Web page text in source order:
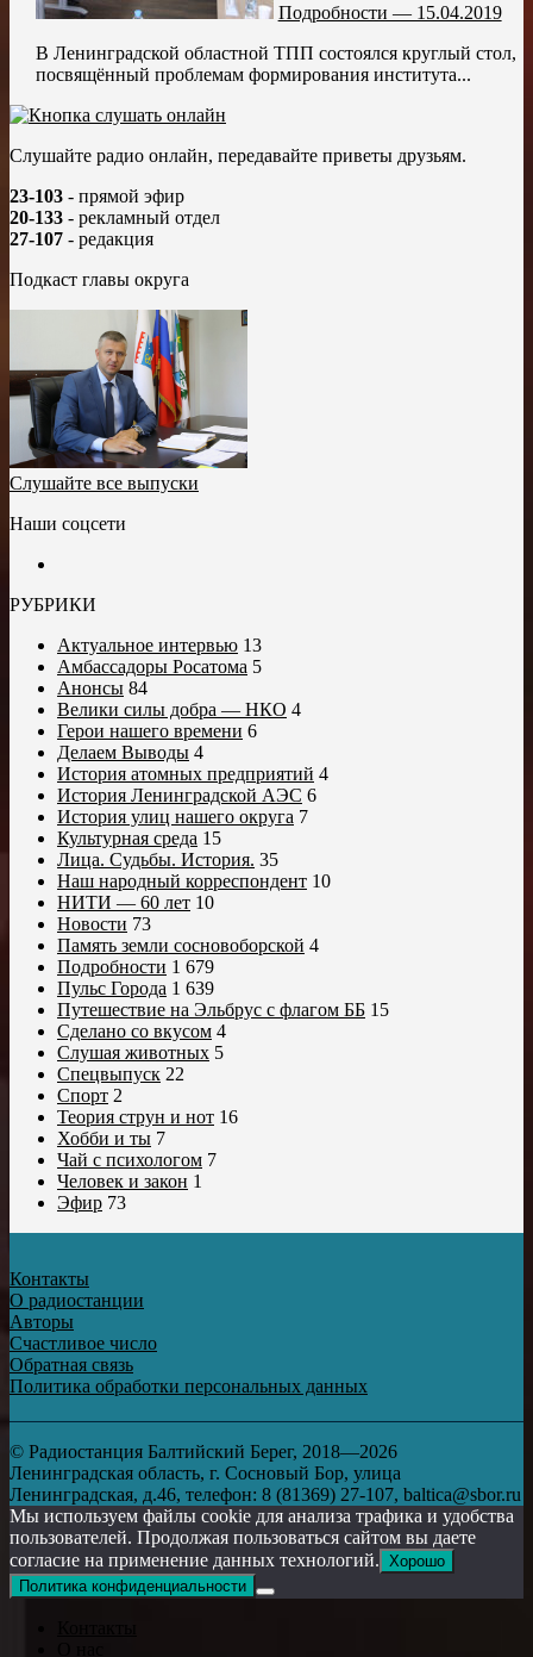
Подробности — 15.04.2019
В Ленинградской областной ТПП состоялся круглый стол,
посвящённый проблемам формирования института...
Слушайте радио онлайн, передавайте приветы друзьям.
23-103 - прямой эфир
20-133 - рекламный отдел
27-107 - редакция
Подкаст главы округа
Слушайте все выпуски
Наши соцсети
РУБРИКИ
Актуальное интервью 13
Амбассадоры Росатома 5
Анонсы 84
Велики силы добра — НКО 4
Герои нашего времени 6
Делаем Выводы 4
История атомных предприятий 4
История Ленинградской АЭС 6
История улиц нашего округа 7
Культурная среда 15
Лица. Судьбы. История. 35
Наш народный корреспондент 10
НИТИ — 60 лет 10
Новости 73
Память земли сосновоборской 4
Подробности 1 679
Пульс Города 1 639
Путешествие на Эльбрус с флагом ББ 15
Сделано со вкусом 4
Слушая животных 5
Спецвыпуск 22
Спорт 2
Теория струн и нот 16
Хобби и ты 7
Чай с психологом 7
Человек и закон 1
Эфир 73
Контакты
О радиостанции
Авторы
Счастливое число
Обратная связь
Политика обработки персональных данных
© Радиостанция Балтийский Берег, 2018—2026
Ленинградская область, г. Сосновый Бор, улица
Ленинградская, д.46, телефон: 8 (81369) 27-107, baltica@sbor.ru
Мы используем файлы cookie для анализа трафика и удобства
пользователей. Продолжая пользоваться сайтом вы даете
согласие на применение данных технологий. Хорошо
Политика конфиденциальности